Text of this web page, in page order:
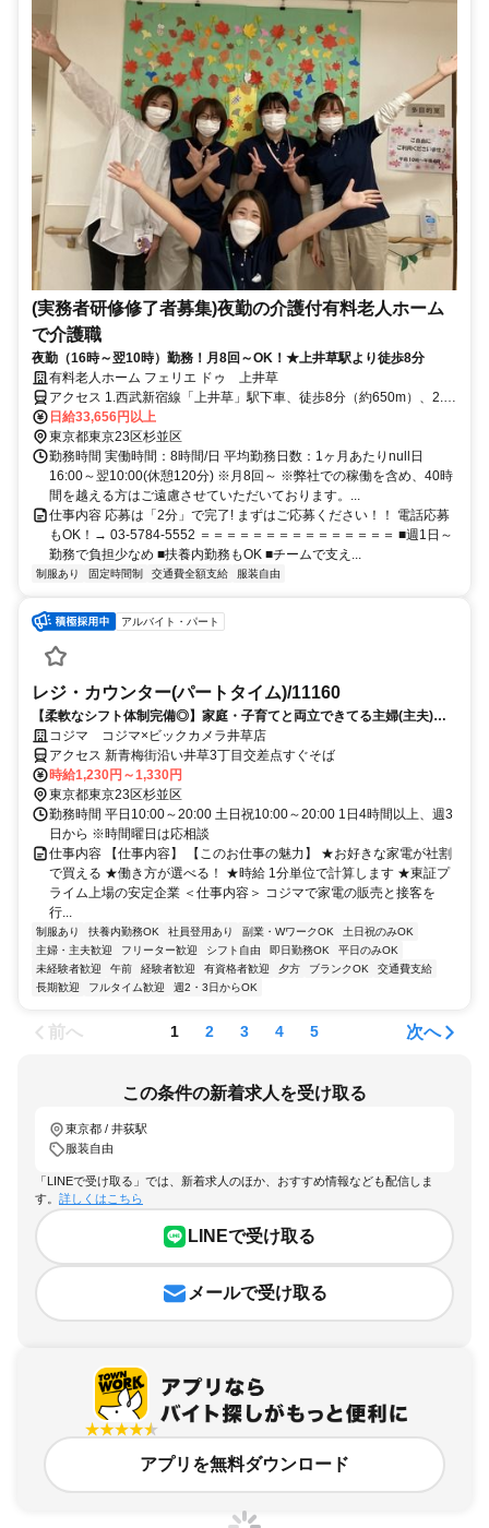
(実務者研修修了者募集)夜勤の介護付有料老人ホーム
で介護職
夜勤（16時～翌10時）勤務！月8回～OK！★上井草駅より徒歩8分
有料老人ホーム フェリエ ドゥ 上井草
アクセス 1.西武新宿線「上井草」駅下車、徒歩8分（約650m）、2.西
武新宿線 「井荻」駅 下車 徒歩12分（約1,000m）
日給33,656円以上
東京都東京23区杉並区
勤務時間 実働時間：8時間/日 平均勤務日数：1ヶ月あたりnull日
16:00～翌10:00(休憩120分) ※月8回～ ※弊社での稼働を含め、40時
間を越える方はご遠慮させていただいております。...
仕事内容 応募は「2分」で完了! まずはご応募ください！！ 電話応募
もOK！→ 03-5784-5552 ＝＝＝＝＝＝＝＝＝＝＝＝＝＝＝ ■週1日～
勤務で負担少なめ ■扶養内勤務もOK ■チームで支え...
制服あり 固定時間制 交通費全額支給 服装自由
アルバイト・パート
レジ・カウンター(パートタイム)/11160
【柔軟なシフト体制完備◎】家庭・子育てと両立できてる主婦(主夫)の
方活躍中！働きやすい職場環境♪
コジマ コジマ×ビックカメラ井草店
アクセス 新青梅街沿い井草3丁目交差点すぐそば
時給1,230円～1,330円
東京都東京23区杉並区
勤務時間 平日10:00～20:00 土日祝10:00～20:00 1日4時間以上、週3
日から ※時間曜日は応相談
仕事内容 【仕事内容】 【このお仕事の魅力】 ★お好きな家電が社割
で買える ★働き方が選べる！ ★時給 1分単位で計算します ★東証プ
ライム上場の安定企業 ＜仕事内容＞ コジマで家電の販売と接客を
行...
制服あり 扶養内勤務OK 社員登用あり 副業・WワークOK
土日祝のみOK
主婦・主夫歓迎
フリーター歓迎 シフト自由 即日勤務OK
平日のみOK
未経験者歓迎
午前 経験者歓迎 有資格者歓迎 夕方 ブランクOK
交通費支給
長期歓迎
フルタイム歓迎 週2・3日からOK
前へ 1 2 3 4 5 次へ
この条件の新着求人を受け取る
東京都 / 井荻駅
服装自由
「LINEで受け取る」では、新着求人のほか、おすすめ情報なども配信しま
す。 詳しくはこちら
LINEで受け取る
メールで受け取る
アプリを無料ダウンロード